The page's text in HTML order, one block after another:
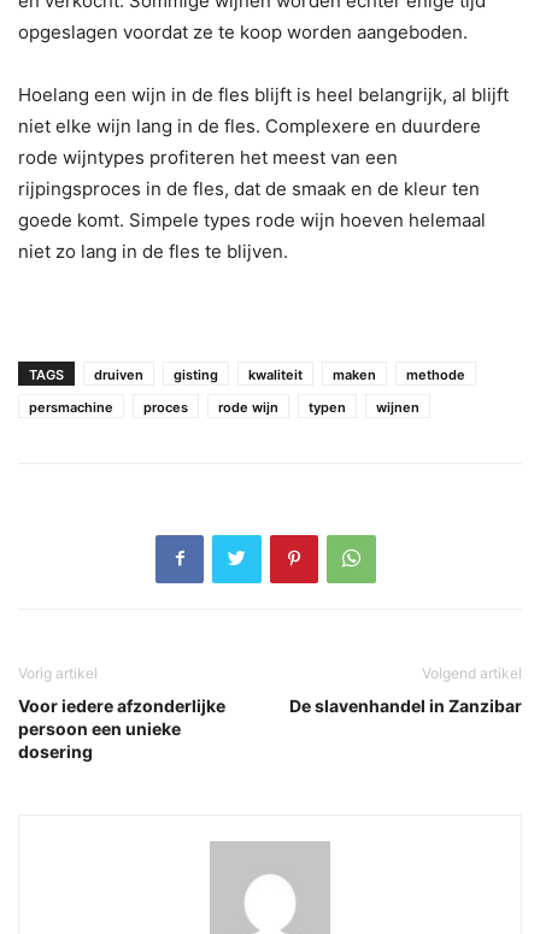
opgeslagen voordat ze te koop worden aangeboden.
Hoelang een wijn in de fles blijft is heel belangrijk, al blijft
niet elke wijn lang in de fles. Complexere en duurdere
rode wijntypes profiteren het meest van een
rijpingsproces in de fles, dat de smaak en de kleur ten
goede komt. Simpele types rode wijn hoeven helemaal
niet zo lang in de fles te blijven.
TAGS druiven gisting kwaliteit maken
methode
persmachine
proces rode wijn typen wijnen
Vorig artikel
Voor iedere afzonderlijke
persoon een unieke
dosering
Volgend artikel
De slavenhandel in Zanzibar